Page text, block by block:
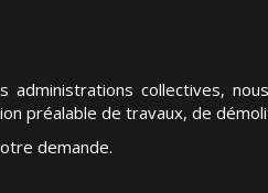
collectives,
préalable de travaux, de
demande.